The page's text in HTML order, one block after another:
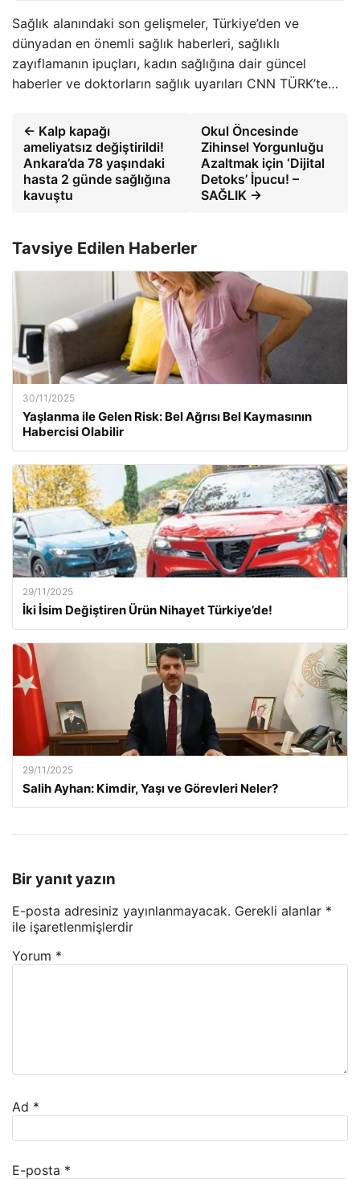
Sağlık alanındaki son gelişmeler, Türkiye’den ve
dünyadan en önemli sağlık haberleri, sağlıklı
zayıflamanın ipuçları, kadın sağlığına dair güncel
haberler ve doktorların sağlık uyarıları CNN TÜRK’te…
← Kalp kapağı
ameliyatsız değiştirildi!
Ankara’da 78 yaşındaki
hasta 2 günde sağlığına
kavuştu
Okul Öncesinde
Zihinsel Yorgunluğu
Azaltmak için ‘Dijital
Detoks’ İpucu! –
SAĞLIK →
Tavsiye Edilen Haberler
30/11/2025
Yaşlanma ile Gelen Risk: Bel Ağrısı Bel Kaymasının
Habercisi Olabilir
29/11/2025
İki İsim Değiştiren Ürün Nihayet Türkiye’de!
29/11/2025
Salih Ayhan: Kimdir, Yaşı ve Görevleri Neler?
Bir yanıt yazın
E-posta adresiniz yayınlanmayacak. Gerekli alanlar *
ile işaretlenmişlerdir
Yorum *
Ad *
E-posta *